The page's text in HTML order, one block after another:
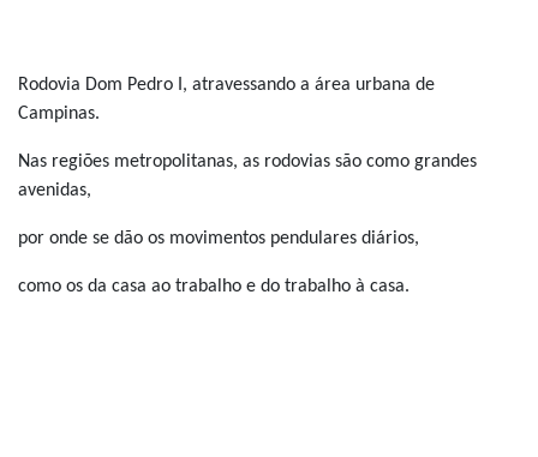
Rodovia Dom Pedro I, atravessando a área urbana de
Campinas.
Nas regiões metropolitanas, as rodovias são como grandes
avenidas,
por onde se dão os movimentos pendulares diários,
como os da casa ao trabalho e do trabalho à casa.